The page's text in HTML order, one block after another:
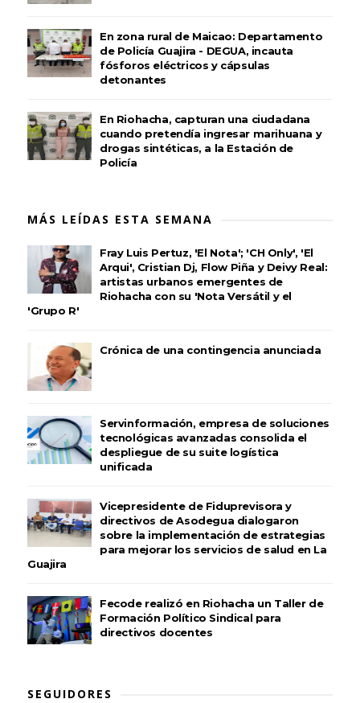
En zona rural de Maicao: Departamento
de Policía Guajira - DEGUA, incauta
fósforos eléctricos y cápsulas
detonantes
En Riohacha, capturan una ciudadana
cuando pretendía ingresar marihuana y
drogas sintéticas, a la Estación de
Policía
MÁS LEÍDAS ESTA SEMANA
Fray Luis Pertuz, 'El Nota'; 'CH Only', 'El
Arqui', Cristian Dj, Flow Piña y Deivy Real:
artistas urbanos emergentes de
Riohacha con su 'Nota Versátil y el
'Grupo R'
Crónica de una contingencia anunciada
Servinformación, empresa de soluciones
tecnológicas avanzadas consolida el
despliegue de su suite logística
unificada
Vicepresidente de Fiduprevisora y
directivos de Asodegua dialogaron
sobre la implementación de estrategias
para mejorar los servicios de salud en La
Guajira
Fecode realizó en Riohacha un Taller de
Formación Político Sindical para
directivos docentes
SEGUIDORES